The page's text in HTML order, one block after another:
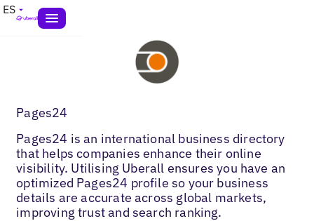
ES
Pages24
Pages24 is an international business directory
that helps companies enhance their online
visibility. Utilising Uberall ensures you have an
optimized Pages24 profile so your business
details are accurate across global markets,
improving trust and search ranking.